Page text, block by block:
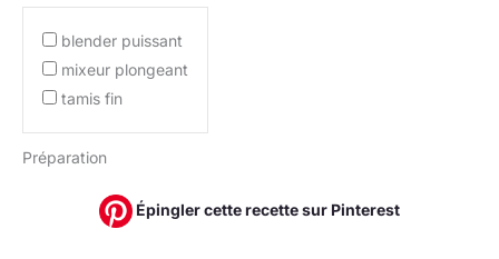
blender puissant
mixeur plongeant
tamis fin
Préparation
Épingler cette recette sur Pinterest